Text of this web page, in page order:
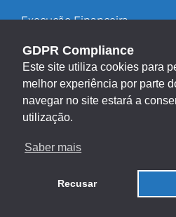
GDPR Compliance
Este site utiliza cookies para
melhor experiência por parte
navegar no site estará a
utilização.
Saber mais
Recusar
Execução Financeira
Recursos Humanos
|Política de Cookies
Copyright ©2013 - 2026 |